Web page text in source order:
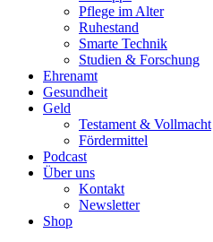
Pflege im Alter
Ruhestand
Smarte Technik
Studien & Forschung
Ehrenamt
Gesundheit
Geld
Testament & Vollmacht
Fördermittel
Podcast
Über uns
Kontakt
Newsletter
Shop